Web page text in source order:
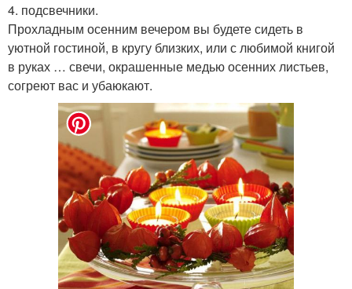
4. подсвечники.
Прохладным осенним вечером вы будете сидеть в
уютной гостиной, в кругу близких, или с любимой книгой
в руках … свечи, окрашенные медью осенних листьев,
согреют вас и убаюкают.